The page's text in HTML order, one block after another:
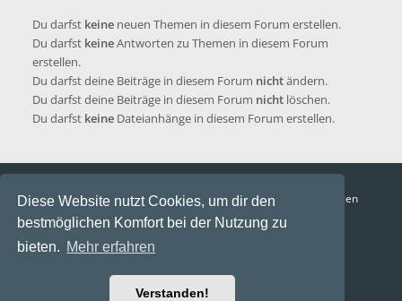
Diese Website nutzt Cookies, um dir den
bestmöglichen Komfort bei der Nutzung zu
bieten. Mehr erfahren
Verstanden!
Du darfst keine neuen Themen in diesem Forum erstellen.
Du darfst keineAntworten zu Themen in diesem Forum
erstellen.
Du darfst deine Beiträge in diesem Forum nichtändern.
Du darfst deine Beiträge in diesem Forum nicht löschen.
Du darfst keine Dateianhänge in diesem Forum erstellen.
Funga Austria FAQ Datenschutz
Nutzungsbedingungen
Alle Zeiten sind UTC+02:00
Aktuelle Zeit: 6. August 2026, 13:12
Powered byphpBB® Forum Software © phpBB Limited